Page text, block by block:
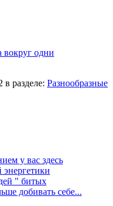
вокруг одни
в разделе: Разнообразные
у вас здесь
" битых
добивать себе...